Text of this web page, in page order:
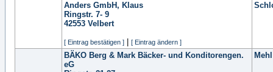
Anders GmbH, Klaus
Ringstr. 7- 9
42553 Velbert
[ Eintrag bestätigen ] [ Eintrag ändern ]
BÄKO Berg & Mark Bäcker- und Konditorengen.
eG